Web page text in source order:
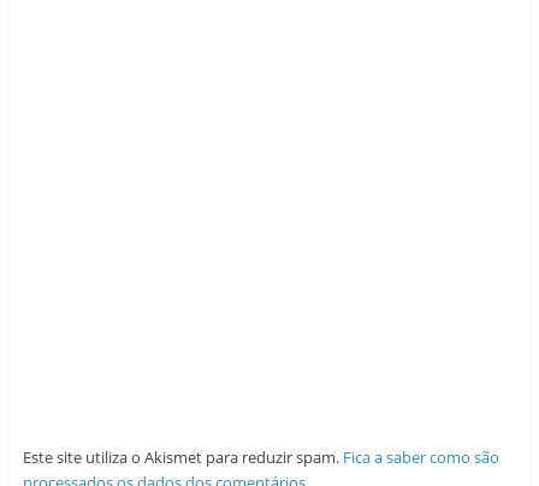
Este site utiliza o Akismet para reduzir spam. Fica a saber como são